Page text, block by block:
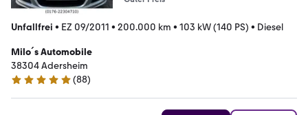
Unfallfrei • EZ 09/2011 • 200.000 km • 103 kW (140 PS) • Diesel
Milo´s Automobile
38304 Adersheim
5 Sterne
(88)